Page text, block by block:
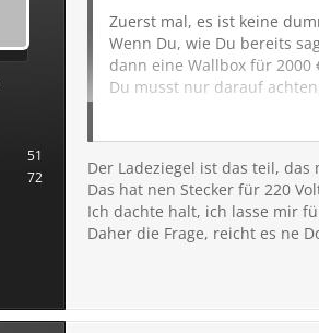
51
72
Zuerst mal, es ist keine
Wenn Du, wie Du bereits
dann eine Wallbox für
Du musst nur darauf
dafür ist der günstigere
weiten Strecken kannst Du
Ich jedenfalls mache es so
Übrigens, bei Kaufland gab
Der Ladeziegel ist das teil,
Das hat nen Stecker für 220
Ich dachte halt, ich lasse mir
Daher die Frage, reicht es ne